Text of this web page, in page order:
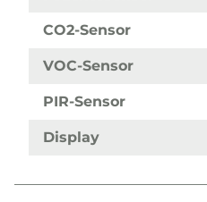
CO2-Sensor
VOC-Sensor
PIR-Sensor
Display